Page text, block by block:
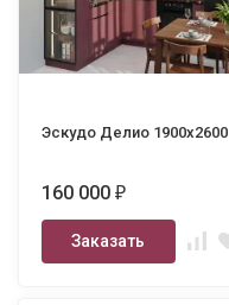
Эскудо Делио 1900х2600
160 000₽
Заказать